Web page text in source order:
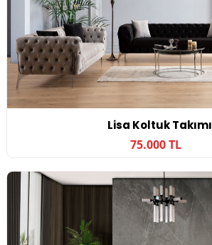
Lisa Koltuk Takımı
75.000 TL